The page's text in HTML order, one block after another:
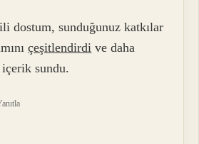
dostum, sunduğunuz katkılar
çeşitlendirdi ve daha
sundu.